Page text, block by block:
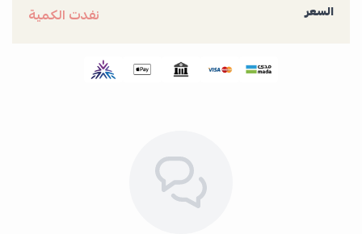
السعر نفدت الكمية